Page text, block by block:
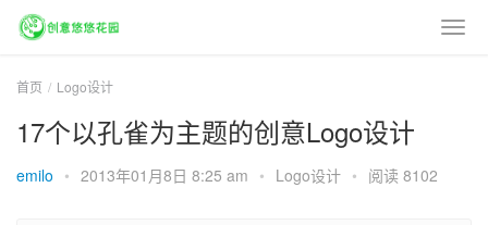
首页 Logo设计
17个以孔雀为主题的创意Logo设计
emilo • 2013年01月8日 8:25 am • Logo设计 • 阅读 8102